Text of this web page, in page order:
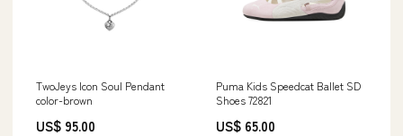
TwoJeys Icon Soul Pendant
color-brown
US$ 95.00
Puma Kids Speedcat Ballet SD
Shoes 72821
US$ 65.00